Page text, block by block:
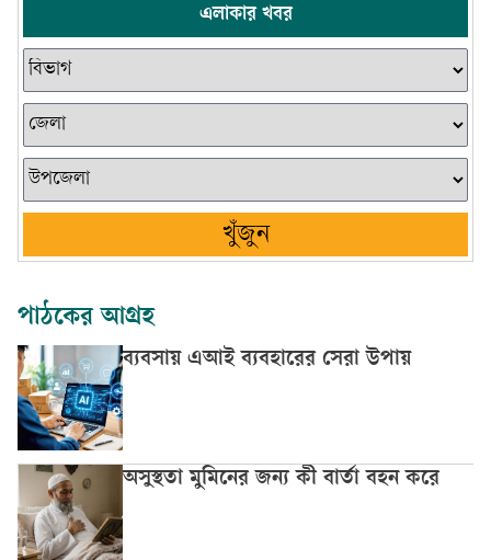
এলাকার খবর
খুঁজুন
পাঠকের আগ্রহ
ব্যবসায় এআই ব্যবহারের সেরা উপায়
অসুস্থতা মুমিনের জন্য কী বার্তা বহন করে